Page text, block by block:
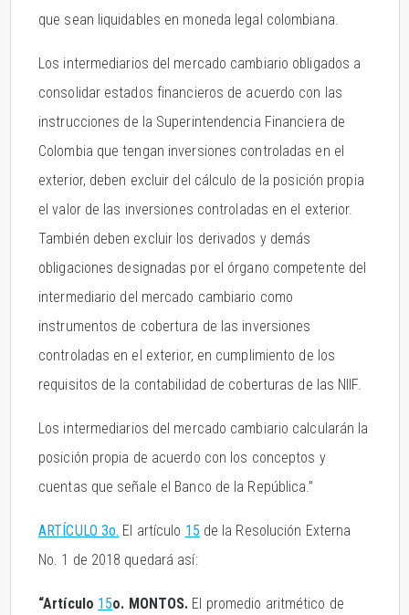
que sean liquidables en moneda legal colombiana.
Los intermediarios del mercado cambiario obligados a
consolidar estados financieros de acuerdo con las
instrucciones de la Superintendencia Financiera de
Colombia que tengan inversiones controladas en el
exterior, deben excluir del cálculo de la posición propia
el valor de las inversiones controladas en el exterior.
También deben excluir los derivados y demás
obligaciones designadas por el órgano competente del
intermediario del mercado cambiario como
instrumentos de cobertura de las inversiones
controladas en el exterior, en cumplimiento de los
requisitos de la contabilidad de coberturas de las NIIF.
Los intermediarios del mercado cambiario calcularán la
posición propia de acuerdo con los conceptos y
cuentas que señale el Banco de la República.”
ARTÍCULO 3o. El artículo 15 de la Resolución Externa
No. 1 de 2018 quedará así:
“Artículo 15o. MONTOS. El promedio aritmético de